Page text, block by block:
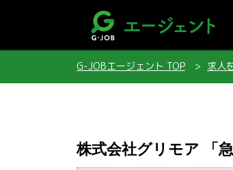
G-JOBエージェント TOP 求人
株式会社グリモア 「